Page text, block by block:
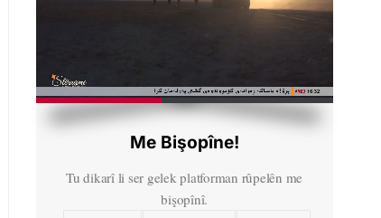
Me Bişopîne!
Tu dikarî li ser gelek platforman rûpelên me
bişopînî.